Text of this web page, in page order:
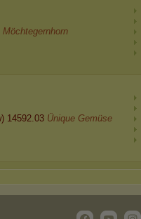
Möchtegernhorn
14592.03 Ünique Gemüse